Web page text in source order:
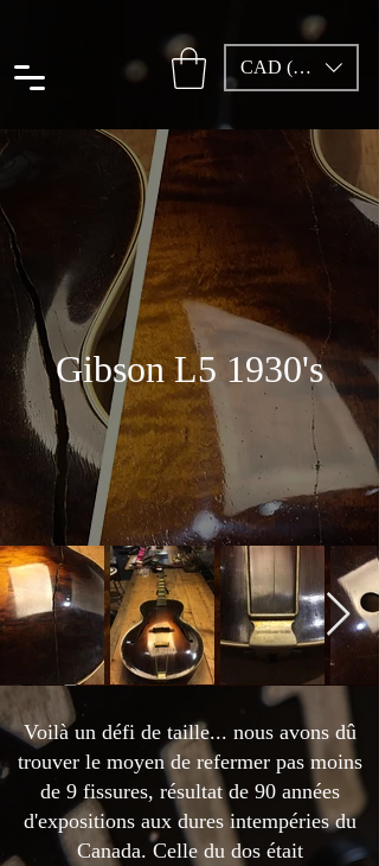
CAD (C$)
Gibson L5 1930's
Voilà un défi de taille... nous avons dû
trouver le moyen de refermer pas moins
de 9 fissures, résultat de 90 années
d'expositions aux dures intempéries du
Canada. Celle du dos était